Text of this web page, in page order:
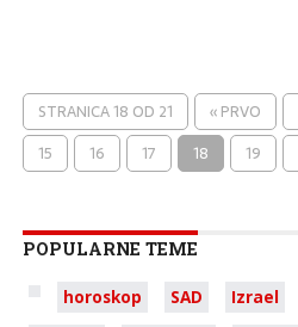
STRANICA 18 OD 21 « PRVO
15
16 17 18 19
POPULARNE TEME
horoskop SAD Izrael